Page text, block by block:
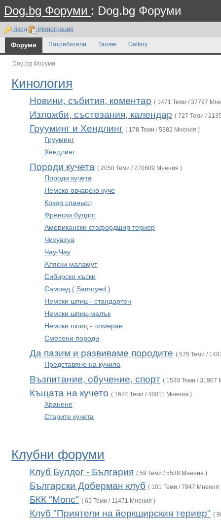
Dog.bg Форуми : Dog.bg Форуми
Вход Регистрация
Форуми Потребители Тагове Gallery
Dog.bg Форуми
Кинология
Новини, събития, коментар ( 1471 Теми / 37797
Изложби, състезания, календар ( 727 Теми /
Грууминг и Хендлинг ( 178 Теми / 5382 Мнения )
Грууминг
Хендлинг
Породи кучета ( 2050 Теми / 270609 Мнения )
Породи кучета
Немско овчарско куче
Кокер спаньол
Френски булдог
Американски стафордшир териер
Чихуахуа
Чау-Чау
Аляски маламут
Сибирско хъски
Самоед ( Samoyed )
Немски шпиц - стандартен
Немски шпиц-малък
Немски шпиц - померан
Смесени породи
Да пазим и развиваме породите ( 575 Теми /
Представяне на кучила
Възпитание, обучение, спорт ( 1530 Теми / 31907
Къщата на кучето ( 1624 Теми / 48011 Мнения )
Хранене
Старите кучета
Клубни форуми
Клуб Булдог - България ( 59 Теми / 5588 Мнения )
Български Доберман клуб ( 101 Теми / 7847 Мнения
БКК "Мопс" ( 65 Теми / 11471 Мнения )
Клуб "Приятели на йоркширския териер" (